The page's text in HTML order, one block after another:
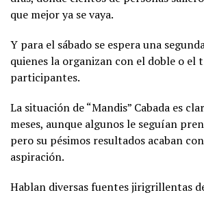
que mejor ya se vaya.
Y para el sábado se espera una
quienes la organizan con el doble o el
participantes.
La situación de “Mandis” Cabada es
meses, aunque algunos le seguían
pero su pésimos resultados acaban
aspiración.
Hablan diversas fuentes jirigrillentas